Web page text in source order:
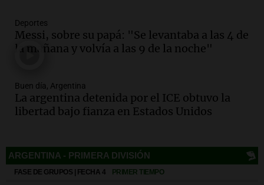
Episodios
Audio.Voluntarios limpiaron 9.000
Una mañana para todos
Episodios
Audio.La historia de la servilleta que
contrato de Leo con Barcelona
Una mañana para todos
Episodios
Deportes
Messi, sobre su papá: "Se levantaba a las 4 de
la mañana y volvía a las 9 de la noche"
Buen día, Argentina
La argentina detenida por el ICE obtuvo la
libertad bajo fianza en Estados Unidos
Deportes